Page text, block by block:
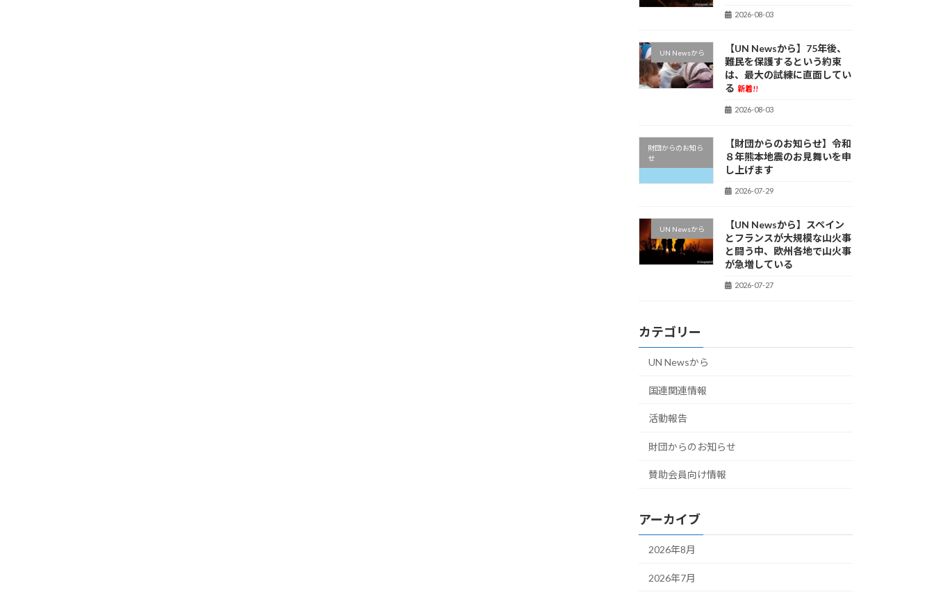
2026-08-03
UN Newsから
【UN Newsから】75年後、
難民を保護するという約束
は、最大の試練に直面してい
る 新着!!
2026-08-03
財団からのお知ら
せ
【財団からのお知らせ】令和
８年熊本地震のお見舞いを申
し上げます
2026-07-29
UN Newsから
【UN Newsから】スペイン
とフランスが大規模な山火事
と闘う中、欧州各地で山火事
が急増している
2026-07-27
カテゴリー
UN Newsから
国連関連情報
活動報告
財団からのお知らせ
賛助会員向け情報
アーカイブ
2026年8月
2026年7月